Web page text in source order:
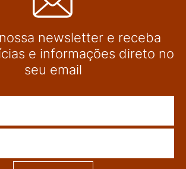
newsletter e receba
e informações direto no
seu email